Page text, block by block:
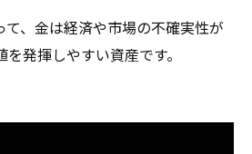
て、金は経済や市場の不確実性が
発揮しやすい資産です。